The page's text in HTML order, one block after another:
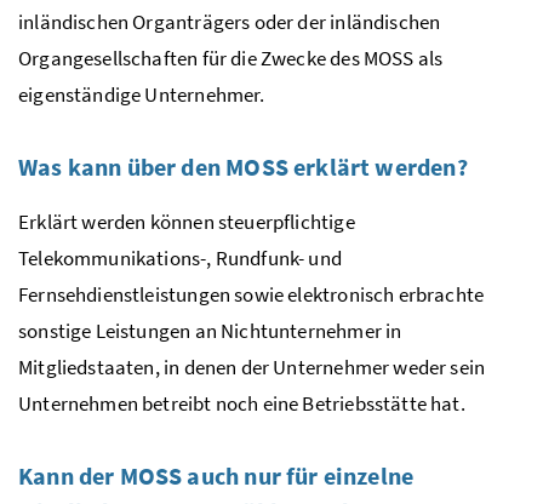
inländischen Organträgers oder der inländischen
Organgesellschaften für die Zwecke desMOSS als
eigenständige Unternehmer.
Was kann über den MOSSerklärt werden?
Erklärt werden können steuerpflichtige
Telekommunikations-, Rundfunk- und
Fernsehdienstleistungen sowie elektronisch erbrachte
sonstige Leistungen an Nichtunternehmer in
Mitgliedstaaten, in denen der Unternehmer weder sein
Unternehmen betreibt noch eine Betriebsstätte hat.
Kann der MOSS auch nur für einzelne